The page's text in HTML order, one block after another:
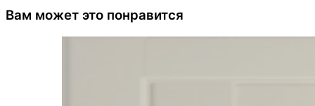
Вам может это понравится